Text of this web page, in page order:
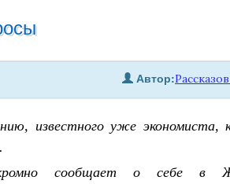
Автор:
известного уже экономиста,
.
сообщает о себе